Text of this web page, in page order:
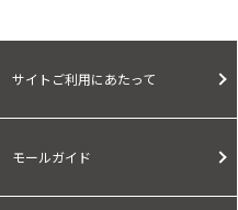
サイトご利用にあたって
モールガイド